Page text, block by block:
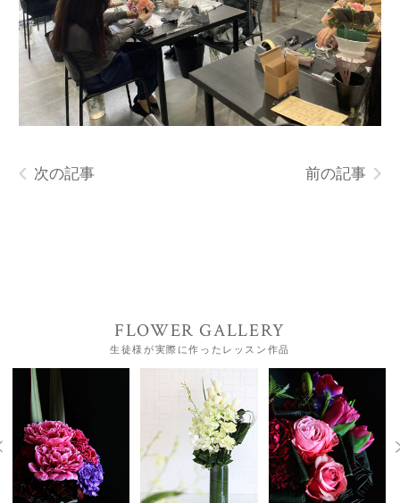
次の記事 前の記事
FLOWER GALLERY
生徒様が実際に作ったレッスン作品